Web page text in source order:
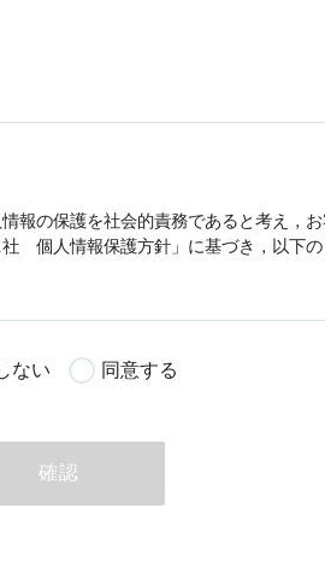
報の保護を社会的責務であると考え，
社 個人情報保護方針」に基づき，以下
個人情報
す．
の個人情報利用することはありません．
ない 同意する
確認